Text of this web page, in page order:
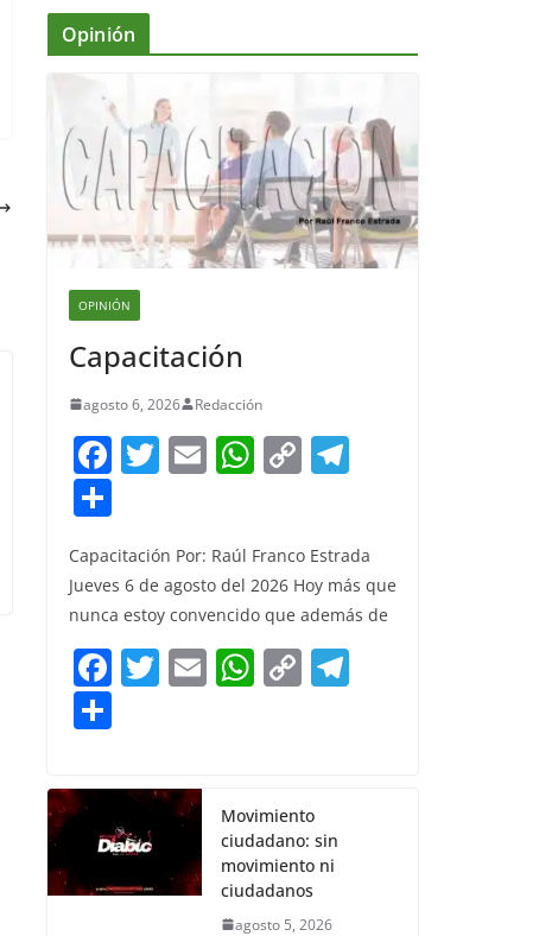
Opinión
OPINIÓN
Capacitación
agosto 6, 2026 Redacción
F
e
b
o
o
T
er
E
l
W
s
A
p
p
C
y
Li
n
k
gr
a
h
ar
e
Capacitación Por: Raúl Franco Estrada
Jueves 6 de agosto del 2026 Hoy más que
nunca estoy convencido que además de
F
e
b
o
o
T
er
E W
A
p
p
C
Li
n
k
ar
e
Movimiento
ciudadano: sin
movimiento ni
ciudadanos
agosto 5, 2026